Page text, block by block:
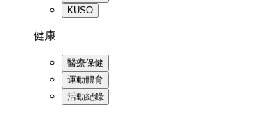
KUSO
健康
醫療保健
運動體育
活動紀錄